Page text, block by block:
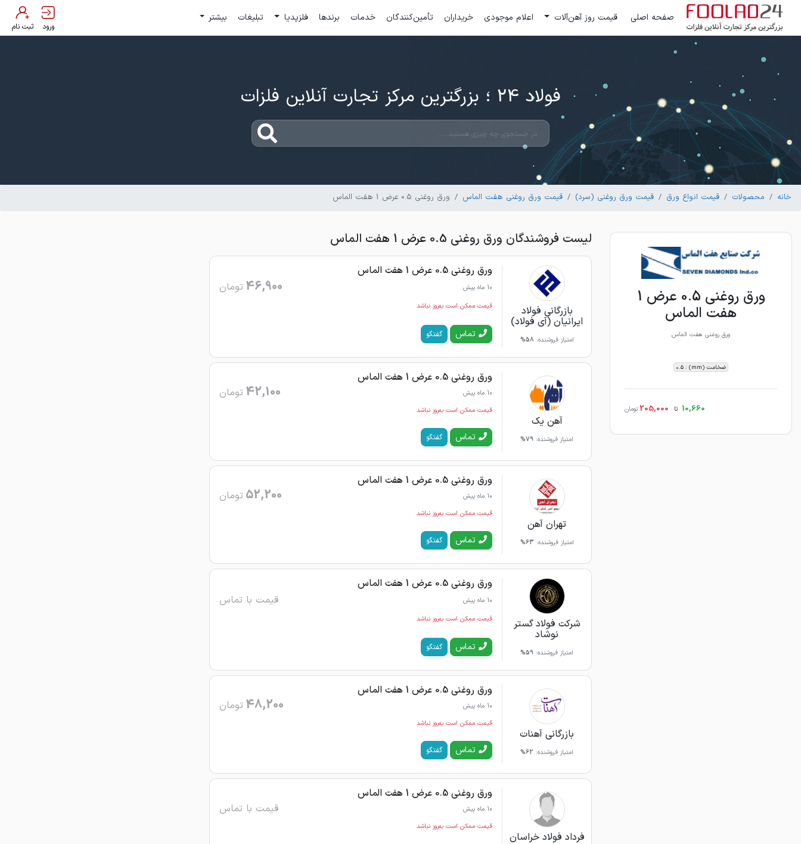
صفحه اصلی قیمت روز آهن‌آلات اعلام موجودی خریداران تأمین‌کنندگان خدمات برندها فلزپدیا تبلیغات بیشتر
ورود ثبت نام
فولاد 24 ؛ بزرگترین مرکز تجارت آنلاین فلزات
خانه محصولات قیمت انواع ورق قیمت ورق روغنی (سرد) قیمت ورق روغنی هفت الماس ورق روغنی 0.5 عرض 1 هفت الماس
ورق روغنی 0.5 عرض 1
هفت الماس
ورق روغنی هفت الماس
ضخامت (mm) : 0.5
10,660 تا 205,000 تومان
لیست فروشندگان ورق روغنی 0.5 عرض 1 هفت الماس
بازرگانی فولاد
ایرانیان (آی فولاد)
امتیاز فروشنده: 58%
ورق روغنی 0.5 عرض 1 هفت الماس
10 ماه پیش 46,900 تومان
قیمت ممکن است به‌روز نباشد
تماس گفتگو
آهن یک
امتیاز فروشنده: 79%
ورق روغنی 0.5 عرض 1 هفت الماس
10 ماه پیش 42,100 تومان
قیمت ممکن است به‌روز نباشد
تماس گفتگو
تهران آهن
امتیاز فروشنده: 63%
ورق روغنی 0.5 عرض 1 هفت الماس
10 ماه پیش 52,200 تومان
قیمت ممکن است به‌روز نباشد
تماس گفتگو
شرکت فولاد گستر
نوشاد
امتیاز فروشنده: 59%
ورق روغنی 0.5 عرض 1 هفت الماس
10 ماه پیش قیمت با تماس
قیمت ممکن است به‌روز نباشد
تماس گفتگو
بازرگانی آهنات
امتیاز فروشنده: 62%
ورق روغنی 0.5 عرض 1 هفت الماس
10 ماه پیش 48,200 تومان
قیمت ممکن است به‌روز نباشد
تماس گفتگو
فرداد فولاد خراسان
ورق روغنی 0.5 عرض 1 هفت الماس
10 ماه پیش قیمت با تماس
قیمت ممکن است به‌روز نباشد